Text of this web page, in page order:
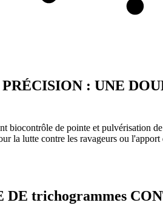
: UNE
biocontrôle de pointe et
la lutte contre les ravageurs ou
trichogrammes